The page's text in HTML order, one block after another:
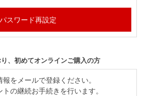
パスワード再設定
、初めてオンラインご購入の方
をメールで登録ください。
の継続お手続きを行います。